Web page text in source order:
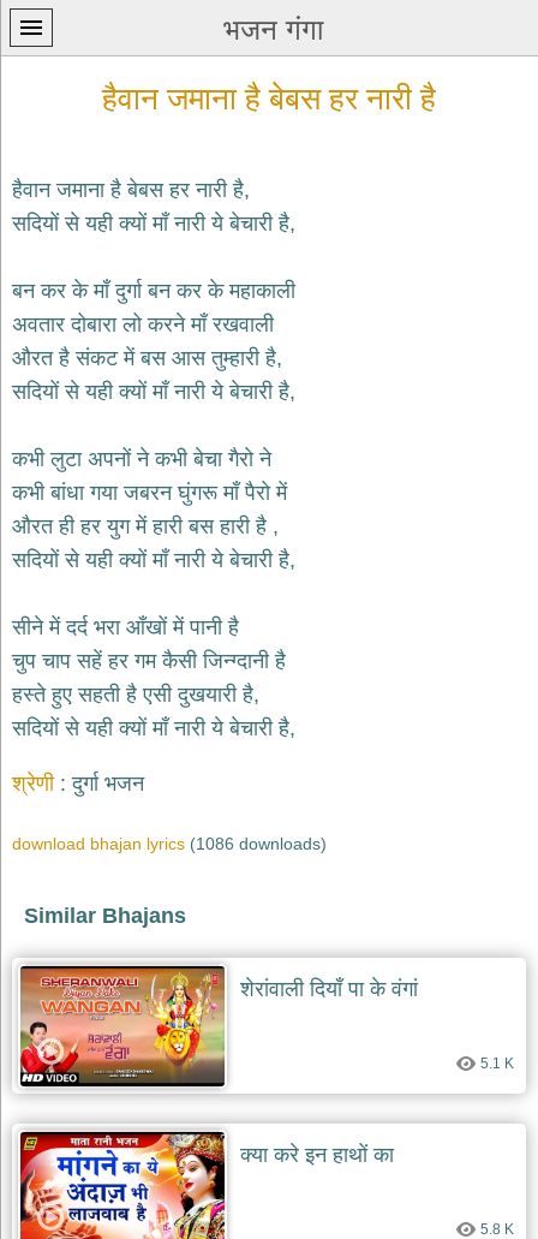
भजन गंगा
प्रथम
कृष्ण
भजन
krishna
bhajans
भजन
bhajans
हनुमान
भजन
साईं
भजन
sai
bhajans
जैन
भजन
jain
दुर्गा
bhajans
गणेश
भजन
ganesh
bhajans
राम
भजन
raam
गुरुदेव
भजन
gurudev
bhajans
हैवान जमाना है बेबस हर नारी है
हैवान जमाना है बेबस हर नारी है,
सदियों से यही क्यों माँ नारी ये बेचारी है,
बन कर के माँ दुर्गा बन कर के महाकाली
अवतार दोबारा लो करने माँ रखवाली
औरत है संकट में बस आस तुम्हारी है,
सदियों से यही क्यों माँ नारी ये बेचारी है,
कभी लुटा अपनों ने कभी बेचा गैरो ने
कभी बांधा गया जबरन घुंगरू माँ पैरो में
औरत ही हर युग में हारी बस हारी है ,
सदियों से यही क्यों माँ नारी ये बेचारी है,
सीने में दर्द भरा आँखों में पानी है
चुप चाप सहें हर गम कैसी जिन्ग्दानी है
हस्ते हुए सहती है एसी दुखयारी है,
सदियों से यही क्यों माँ नारी ये बेचारी है,
श्रेणी दुर्गा भजन
download bhajan lyrics (1086 downloads)
Similar Bhajans
शेरांवाली दियाँ पा के वंगां
5.1 K
क्या करे इन हाथों का
5.8 K